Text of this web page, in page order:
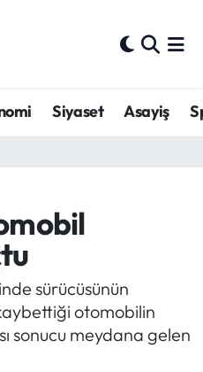
Siyaset Asayiş
sürücüsünün
otomobilin
sonucu meydana gelen
Haritası